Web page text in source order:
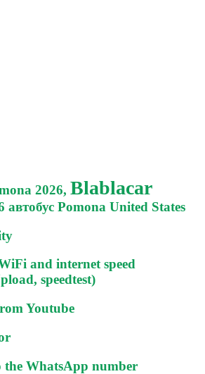
2026, Blablacar
автобус Pomona United States
and internet speed
speedtest)
Youtube
the WhatsApp number